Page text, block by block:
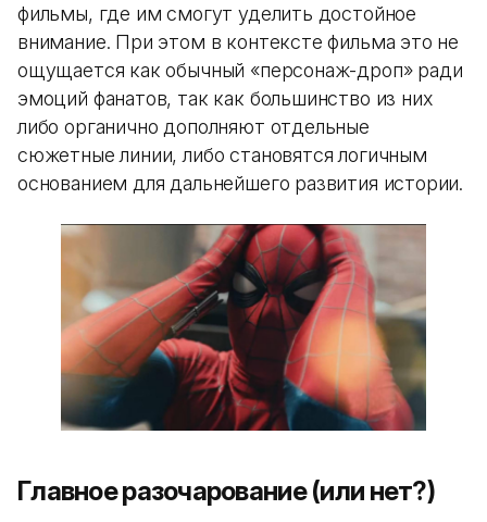
фильмы, где им смогут уделить достойное
внимание. При этом в контексте фильма это не
ощущается как обычный «персонаж-дроп» ради
эмоций фанатов, так как большинство из них
либо органично дополняют отдельные
сюжетные линии, либо становятся логичным
основанием для дальнейшего развития истории.
Главное разочарование (или нет?)